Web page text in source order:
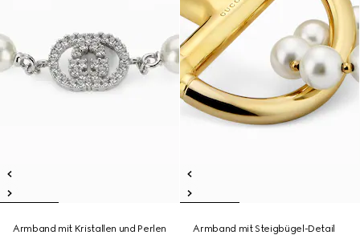
Armband mit Kristallen und Perlen
Armband mit Steigbügel-Detail